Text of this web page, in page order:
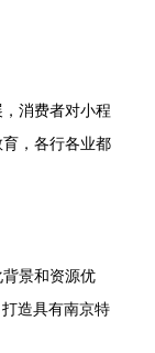
消费者对小程
，各行各业都
景和资源优
造具有南京特